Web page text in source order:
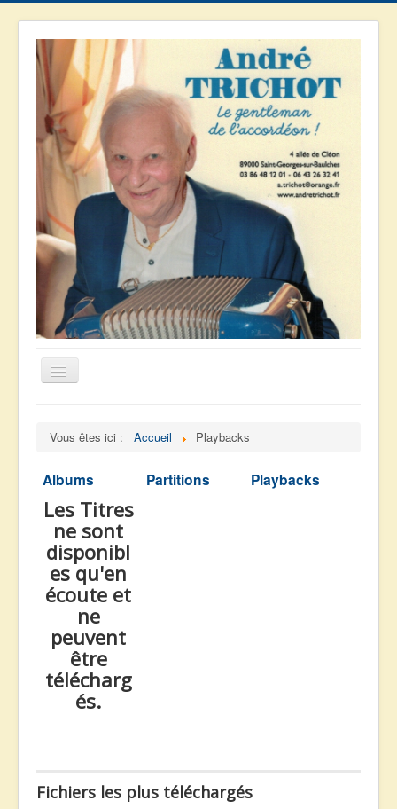
Basculer
la
Albums
Facebook
Partitions
Playbacks
Radios
Vidéos
Me Contacter
Vous êtes ici : Accueil Playbacks
Albums
Les Titres
ne sont
disponibl
es qu'en
écoute et
ne
peuvent
être
télécharg
és.
Partitions Playbacks
Fichiers les plus téléchargés